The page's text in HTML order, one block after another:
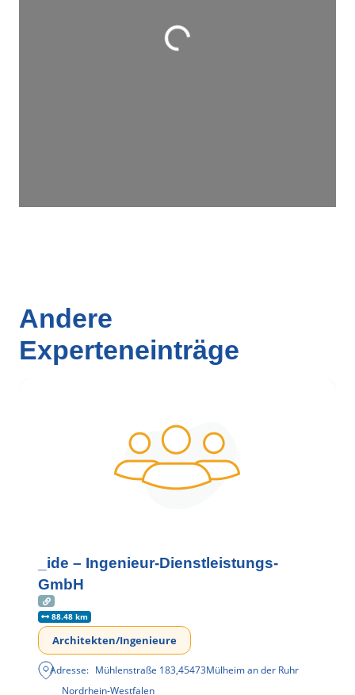
Wird geladen …
Andere
Experteneinträge
_ide – Ingenieur-Dienstleistungs-
GmbH
88.48 km
Architekten/Ingenieure
Adresse: Mühlenstraße 183,45473Mülheim an der Ruhr
Nordrhein-Westfalen